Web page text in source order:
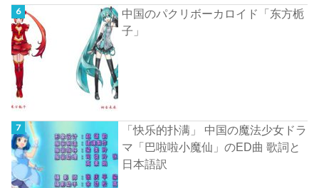
中国のパクリボーカロイド「东方栀
子」
「快乐的扑满」 中国の魔法少女ドラ
マ「巴啦啦小魔仙」のED曲 歌詞と
日本語訳